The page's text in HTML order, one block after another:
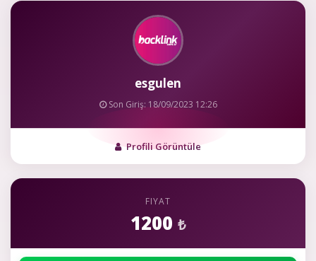
esgulen
Son Giriş: 18/09/2023 12:26
Profili Görüntüle
FIYAT
1200 ₺